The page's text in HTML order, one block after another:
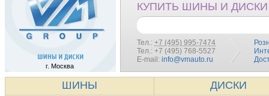
г. Москва
КУПИТЬ ШИНЫ И ДИСКИ
Тел.: +7 (495) 995-7474
Тел.: +7 (495) 768-5527
E-mail: info@vmauto.ru
ШИНЫ ДИСКИ